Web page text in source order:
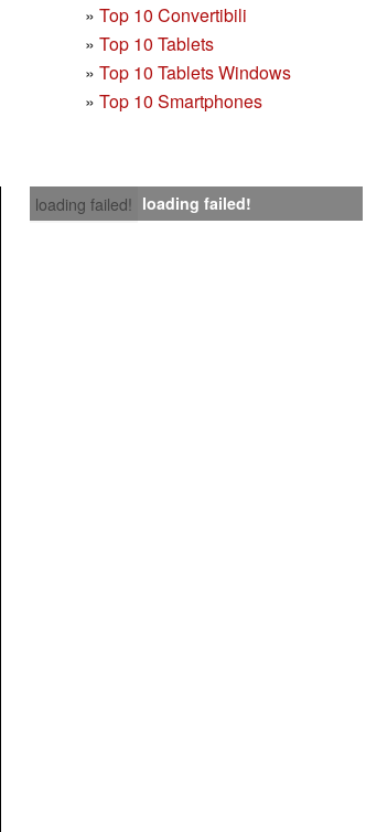
» Top 10 Convertibili
» Top 10 Tablets
» Top 10 Tablets Windows
» Top 10 Smartphones
loading failed! loading failed!